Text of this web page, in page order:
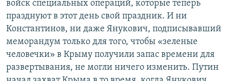
войск специальных операций, которые теперь
празднуют в этот день свой праздник. И ни
Константинов, ни даже Янукович, подписывавший
меморандум только для того, чтобы «зеленые
человечки» в Крыму получили запас времени для
развертывания, не могли ничего изменить. Путин